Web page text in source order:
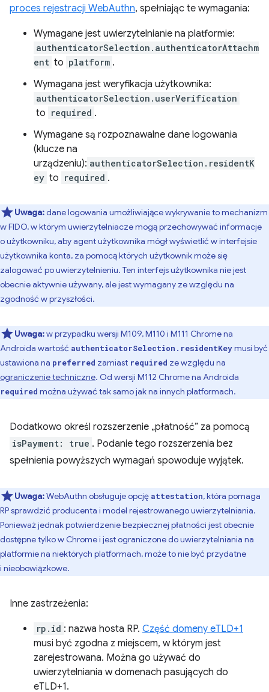
proces rejestracji WebAuthn, spełniając te wymagania:
Wymagane jest uwierzytelnianie na platformie:
authenticatorSelection.authenticatorAttachm
ent to platform .
Wymagana jest weryfikacja użytkownika:
authenticatorSelection.userVerification
to required .
Wymagane są rozpoznawalne dane logowania
(klucze na
urządzeniu): authenticatorSelection.residentK
ey to required .
Uwaga:dane logowania umożliwiające wykrywanie to mechanizm
w FIDO, w którym uwierzytelniacze mogą przechowywać informacje
o użytkowniku, aby agent użytkownika mógł wyświetlić w interfejsie
użytkownika konta, za pomocą których użytkownik może się
zalogować po uwierzytelnieniu. Ten interfejs użytkownika nie jest
obecnie aktywnie używany, ale jest wymagany ze względu na
zgodność w przyszłości.
Uwaga:w przypadku wersji M109, M110 i M111 Chrome na
Androida wartość authenticatorSelection.residentKeymusi być
ustawiona na preferred zamiast required ze względu na
ograniczenie techniczne. Od wersji M112 Chrome na Androida
required można używać tak samo jak na innych platformach.
Dodatkowo określ rozszerzenie „płatność” za pomocą
isPayment: true . Podanie tego rozszerzenia bez
spełnienia powyższych wymagań spowoduje wyjątek.
Uwaga:WebAuthn obsługuje opcję attestation, która pomaga
RP sprawdzić producenta i model rejestrowanego uwierzytelniania.
Ponieważ jednak potwierdzenie bezpiecznej płatności jest obecnie
dostępne tylko w Chrome i jest ograniczone do uwierzytelniania na
platformie na niektórych platformach, może to nie być przydatne
i nieobowiązkowe.
Inne zastrzeżenia:
rp.id : nazwa hosta RP. Część domeny eTLD+1
musi być zgodna z miejscem, w którym jest
zarejestrowana. Można go używać do
uwierzytelniania w domenach pasujących do
eTLD+1.